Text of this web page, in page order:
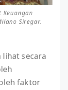
Keuangan
Siregar.
secara
faktor